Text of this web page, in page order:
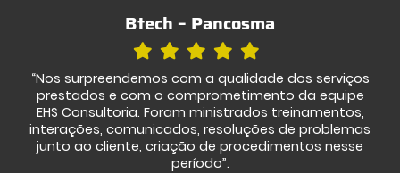
Btech – Pancosma
“Nos surpreendemos com a qualidade dos serviços
prestados e com o comprometimento da equipe
EHS Consultoria. Foram ministrados treinamentos,
interações, comunicados, resoluções de problemas
junto ao cliente, criação de procedimentos nesse
período”.